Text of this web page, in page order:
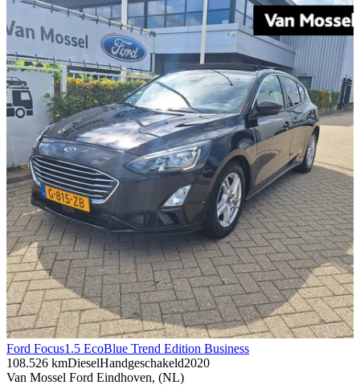
Ford Focus1.5 EcoBlue Trend Edition Business
108.526 kmDieselHandgeschakeld2020
Van Mossel Ford Eindhoven, (NL)